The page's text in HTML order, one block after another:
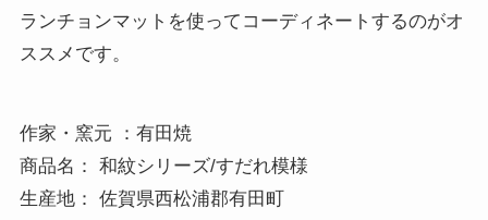
ランチョンマットを使ってコーディネートするのがオ
ススメです。
作家・窯元 ：有田焼
商品名： 和紋シリーズ/すだれ模様
生産地： 佐賀県西松浦郡有田町